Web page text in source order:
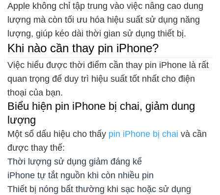
Apple không chỉ tập trung vào việc nâng cao dung
lượng mà còn tối ưu hóa hiệu suất sử dụng năng
lượng, giúp kéo dài thời gian sử dụng thiết bị.
Khi nào cần thay pin iPhone?
Việc hiểu được thời điểm cần thay pin iPhone là rất
quan trọng để duy trì hiệu suất tốt nhất cho điện
thoại của bạn.
Biểu hiện pin iPhone bị chai, giảm dung
lượng
Một số dấu hiệu cho thấy pin iPhone bị chai và cần
được thay thế:
Thời lượng sử dụng giảm đáng kể
iPhone tự tắt nguồn khi còn nhiều pin
Thiết bị nóng bất thường khi sạc hoặc sử dụng